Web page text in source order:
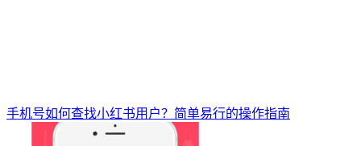
手机号如何查找小红书用户？简单易行的操作指南